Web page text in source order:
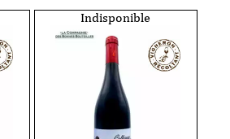
Pietri
-
Collioure
-
Sine
Nomine
2023
cl
Indisponible